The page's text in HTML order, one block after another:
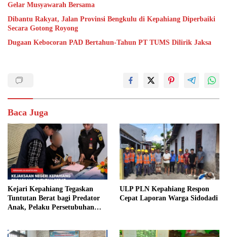
Gelar Musyawarah Bersama
Dibantu Rakyat, Jalan Provinsi Bengkulu di Kepahiang Diperbaiki
Secara Gotong Royong
Dugaan Kebocoran PAD Bertahun-Tahun PT TUMS Dilirik Jaksa
Baca Juga
Kejari Kepahiang Tegaskan
Tuntutan Berat bagi Predator
Anak, Pelaku Persetubuhan
Penjara
ULP PLN Kepahiang Respon
Cepat Laporan Warga Sidodadi